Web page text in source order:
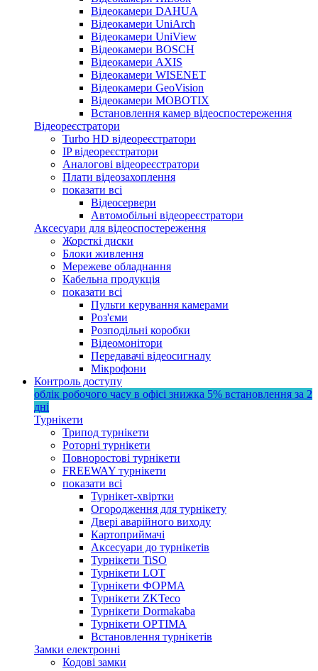
Відеокамери DAHUA
Відеокамери UniArch
Відеокамери UniView
Відеокамери BOSCH
Відеокамери AXIS
Відеокамери WISENET
Відеокамери GeoVision
Відеокамери MOBOTIX
Встановлення камер відеоспостереження
Відеореєстратори
Turbo HD відеореєстратори
IP відеореєстратори
Аналогові відеореєстратори
Плати відеозахоплення
показати всі
Відеосервери
Автомобільні відеореєстратори
Аксесуари для відеоспостереження
Жорсткі диски
Блоки живлення
Мережеве обладнання
Кабельна продукція
показати всі
Пульти керування камерами
Роз'єми
Розподільні коробки
Відеомонітори
Передавачі відеосигналу
Мікрофони
Контроль доступу
облік робочого часу в офісі знижка 5% встановлення за 2
дні
Турнікети
Трипод турнікети
Роторні турнікети
Повноростові турнікети
FREEWAY турнікети
показати всі
Турнікет-хвіртки
Огородження для турнікету
Двері аварійного виходу
Картоприймачі
Аксесуари до турнікетів
Турнікети TiSO
Турнікети LOT
Турнікети ФОРМА
Турнікети ZKTeco
Турнікети Dormakaba
Турнікети OPTIMA
Встановлення турнікетів
Замки електронні
Кодові замки